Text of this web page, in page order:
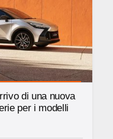
di una nuova
per i modelli